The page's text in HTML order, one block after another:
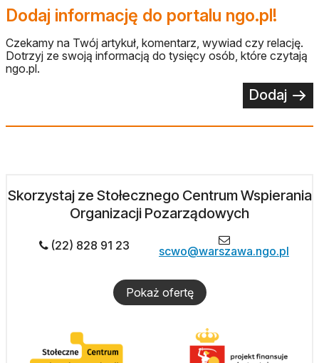
Dodaj informację do portalu ngo.pl!
Czekamy na Twój artykuł, komentarz, wywiad czy relację.
Dotrzyj ze swoją informacją do tysięcy osób, które czytają
ngo.pl.
Dodaj
Skorzystaj ze Stołecznego Centrum Wspierania
Organizacji Pozarządowych
(22) 828 91 23 scwo@warszawa.ngo.pl
Pokaż ofertę